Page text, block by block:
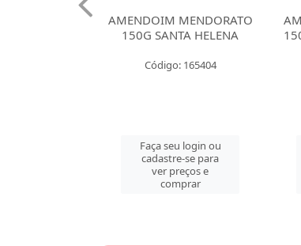
AMENDOIM MENDORATO
150G SANTA HELENA
Código: 165404
Faça seu login ou
cadastre-se para
ver preços e
comprar